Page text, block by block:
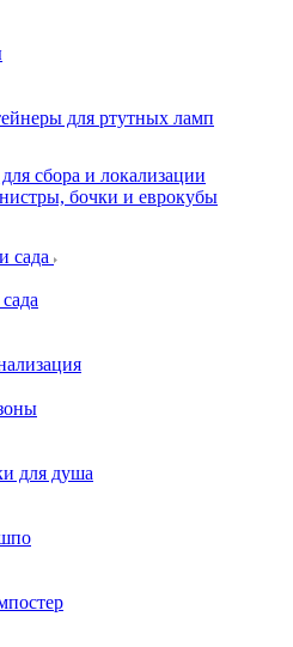
для ртутных ламп
сбора и локализации
бочки и еврокубы
сада
для душа